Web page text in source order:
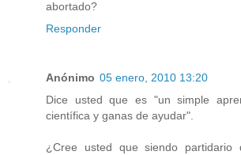
abortado?
Responder
Anónimo 05 enero, 2010 13:20
Dice usted que es "un simple
científica y ganas de ayudar".
¿Cree usted que siendo partidario